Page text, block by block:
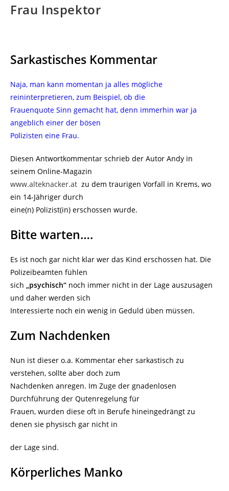
Frau Inspektor
Sarkastisches Kommentar
Naja, man kann momentan ja alles mögliche
reininterpretieren, zum Beispiel, ob die
Frauenquote Sinn gemacht hat, denn immerhin war ja
angeblich einer der bösen
Polizisten eine Frau.
Diesen Antwortkommentar schrieb der Autor Andy in
seinem Online-Magazin
www.alteknacker.at zu dem traurigen Vorfall in Krems, wo
ein 14-Jähriger durch
eine(n) Polizist(in) erschossen wurde.
Bitte warten….
Es ist noch gar nicht klar wer das Kind erschossen hat. Die
Polizeibeamten fühlen
sich „psychisch“ noch immer nicht in der Lage auszusagen
und daher werden sich
Interessierte noch ein wenig in Geduld üben müssen.
Zum Nachdenken
Nun ist dieser o.a. Kommentar eher sarkastisch zu
verstehen, sollte aber doch zum
Nachdenken anregen. Im Zuge der gnadenlosen
Durchführung der Qutenregelung für
Frauen, wurden diese oft in Berufe hineingedrängt zu
denen sie physisch gar nicht in
der Lage sind.
Körperliches Manko